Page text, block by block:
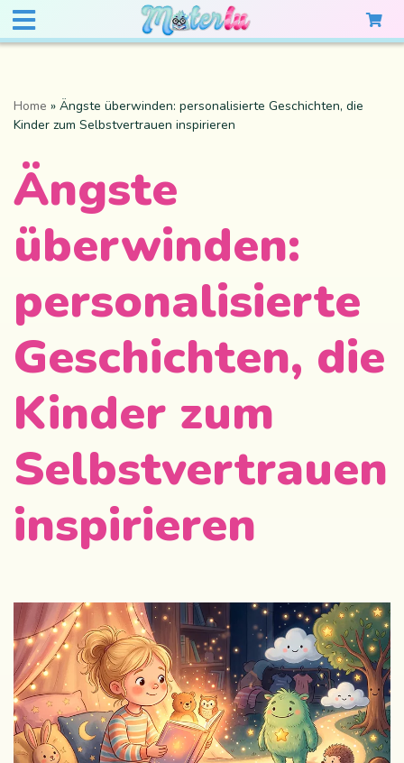
Home » Ängste überwinden: personalisierte Geschichten, die
Kinder zum Selbstvertrauen inspirieren
Ängste
überwinden:
personalisierte
Geschichten, die
Kinder zum
Selbstvertrauen
inspirieren